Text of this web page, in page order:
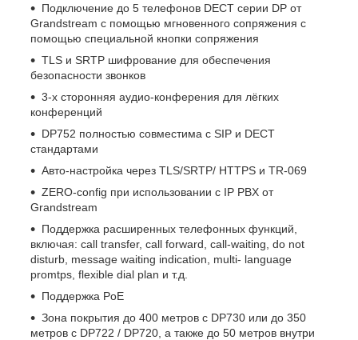
Подключение до 5 телефонов DECT серии DP от
Grandstream с помощью мгновенного сопряжения с
помощью специальной кнопки сопряжения
TLS и SRTP шифрование для обеспечения
безопасности звонков
3-х сторонняя аудио-конферения для лёгких
конференций
DP752 полностью совместима с SIP и DECT
стандартами
Авто-настройка через TLS/SRTP/ HTTPS и TR-069
ZERO-config при использовании с IP PBX от
Grandstream
Поддержка расширенных телефонных функций,
включая: call transfer, call forward, call-waiting, do not
disturb, message waiting indication, multi- language
promtps, flexible dial plan и т.д.
Поддержка PoE
Зона покрытия до 400 метров с DP730 или до 350
метров с DP722 / DP720, а также до 50 метров внутри